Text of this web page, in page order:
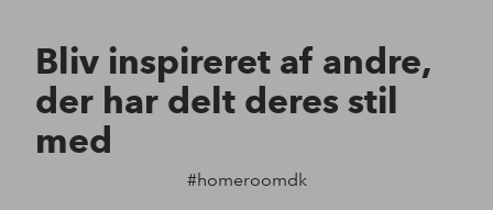
Bliv inspireret af andre,
der har delt deres stil
med
#homeroomdk